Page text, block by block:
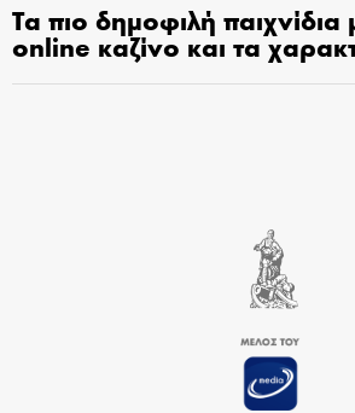
Τα πιο δημοφιλή παιχνίδια
online καζίνο και τα